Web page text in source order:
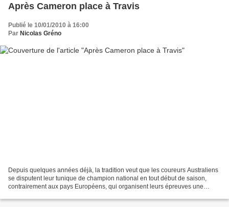
Après Cameron place à Travis
Publié le 10/01/2010 à 16:00
Par Nicolas Gréno
Depuis quelques années déjà, la tradition veut que les coureurs Australiens
se disputent leur tunique de champion national en tout début de saison,
contrairement aux pays Européens, qui organisent leurs épreuves une